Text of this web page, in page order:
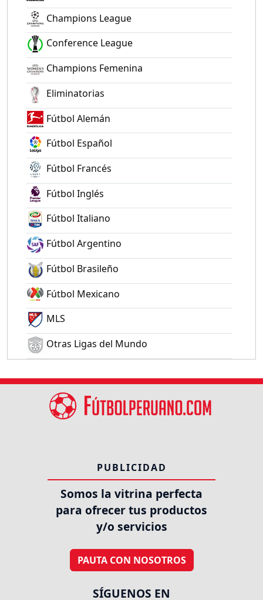
Champions League
Conference League
Champions Femenina
Eliminatorias
Fútbol Alemán
Fútbol Español
Fútbol Francés
Fútbol Inglés
Fútbol Italiano
Fútbol Argentino
Fútbol Brasileño
Fútbol Mexicano
MLS
Otras Ligas del Mundo
PUBLICIDAD
Somos la vitrina perfecta
para ofrecer tus productos
y/o servicios
PAUTA CON NOSOTROS
SÍGUENOS EN